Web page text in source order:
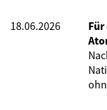
18.06.2026